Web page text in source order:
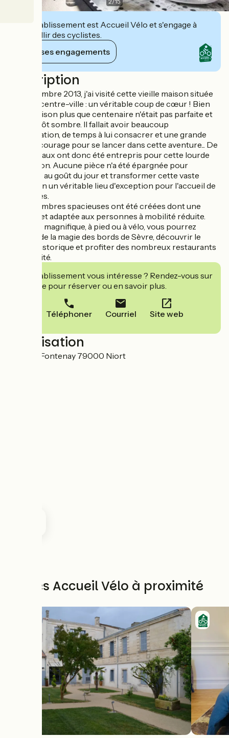
Cet établissement est Accueil Vélo et s'engage à
accueillir des cyclistes.
Voir ses engagements
Description
En septembre 2013, j'ai visité cette vieille maison située
en plein centre-ville : un véritable coup de cœur ! Bien
sûr, la maison plus que centenaire n'était pas parfaite et
était plutôt sombre. Il fallait avoir beaucoup
d'imagination, de temps à lui consacrer et une grande
dose de courage pour se lancer dans cette aventure... De
gros travaux ont donc été entrepris pour cette lourde
rénovation. Aucune pièce n'a été épargnée pour
remettre au goût du jour et transformer cette vaste
maison en un véritable lieu d'exception pour l'accueil de
mes hôtes.
Cinq chambres spacieuses ont été créées dont une
familiale et adaptée aux personnes à mobilité réduite.
Un cadre magnifique, à pied ou à vélo, vous pourrez
profiter de la magie des bords de Sèvre, découvrir le
centre historique et profiter des nombreux restaurants
à proximité.
Cet établissement vous intéresse ? Rendez-vous sur
leur site pour réserver ou en savoir plus.
Téléphoner Courriel Site web
Localisation
9 rue de Fontenay 79000 Niort
Autres Accueil Vélo à proximité